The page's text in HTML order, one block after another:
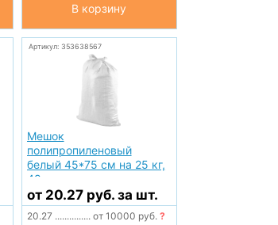
В корзину
Артикул: 353638567
Мешок
полипропиленовый
белый 45*75 см на 25 кг,
48гр
от 20.27 руб. за шт.
20.27 ............... от 10000 руб. ?